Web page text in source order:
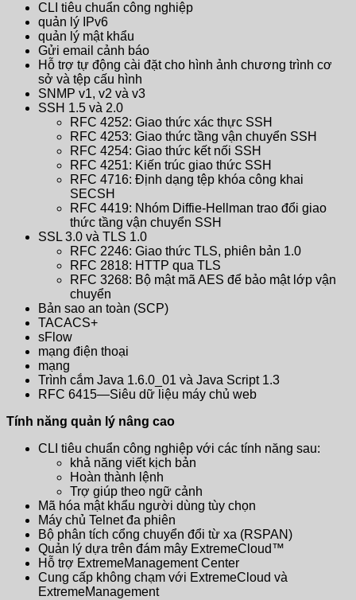
CLI tiêu chuẩn công nghiệp
quản lý IPv6
quản lý mật khẩu
Gửi email cảnh báo
Hỗ trợ tự động cài đặt cho hình ảnh chương trình cơ
sở và tệp cấu hình
SNMP v1, v2 và v3
SSH 1.5 và 2.0
RFC 4252: Giao thức xác thực SSH
RFC 4253: Giao thức tầng vận chuyển SSH
RFC 4254: Giao thức kết nối SSH
RFC 4251: Kiến trúc giao thức SSH
RFC 4716: Định dạng tệp khóa công khai
SECSH
RFC 4419: Nhóm Diffie-Hellman trao đổi giao
thức tầng vận chuyển SSH
SSL 3.0 và TLS 1.0
RFC 2246: Giao thức TLS, phiên bản 1.0
RFC 2818: HTTP qua TLS
RFC 3268: Bộ mật mã AES để bảo mật lớp vận
chuyển
Bản sao an toàn (SCP)
TACACS+
sFlow
mạng điện thoại
mạng
Trình cắm Java 1.6.0_01 và Java Script 1.3
RFC 6415—Siêu dữ liệu máy chủ web
Tính năng quản lý nâng cao
CLI tiêu chuẩn công nghiệp với các tính năng sau:
khả năng viết kịch bản
Hoàn thành lệnh
Trợ giúp theo ngữ cảnh
Mã hóa mật khẩu người dùng tùy chọn
Máy chủ Telnet đa phiên
Bộ phân tích cổng chuyển đổi từ xa (RSPAN)
Quản lý dựa trên đám mây ExtremeCloud™
Hỗ trợ ExtremeManagement Center
Cung cấp không chạm với ExtremeCloud và
ExtremeManagement